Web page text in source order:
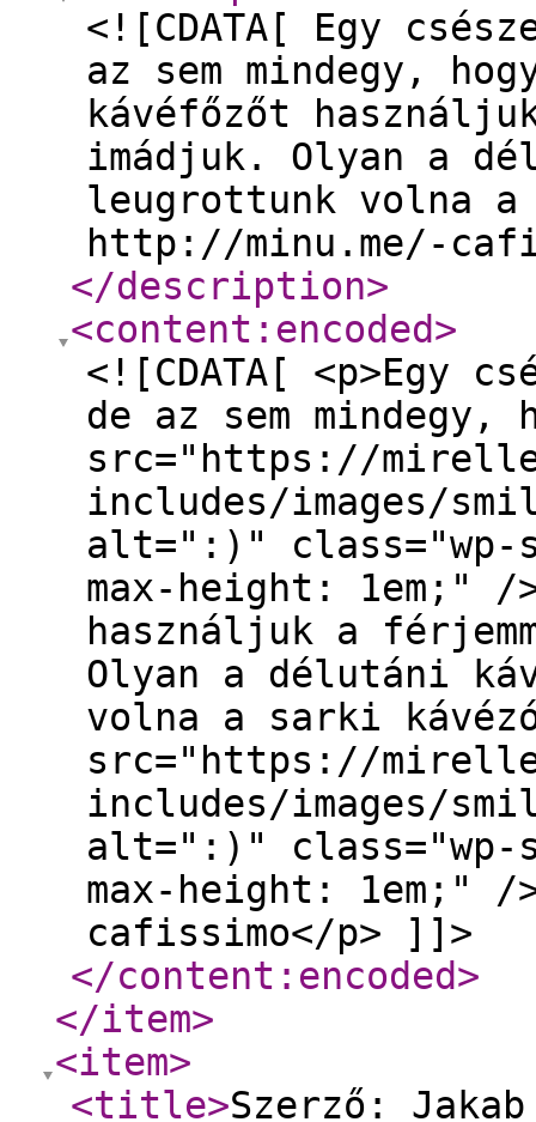
<![CDATA[ Egy
az sem mindegy,
kávéfőzőt
imádjuk. Olyan a
leugrottunk volna
http://minu.me/-
</description>
<content:encoded>
<![CDATA[ <p>Egy
de az sem mindegy,
src="https://
includes/images/
alt=":)" class="wp-
max-height: 1em;"
használjuk a
Olyan a délutáni
volna a sarki
src="https://
includes/images/
alt=":)" class="wp-
max-height: 1em;"
cafissimo</p> ]]>
</content:encoded>
</item>
<item>
<title>Szerző: